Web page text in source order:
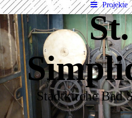
Projekte
St.
Stadtkirche Bad